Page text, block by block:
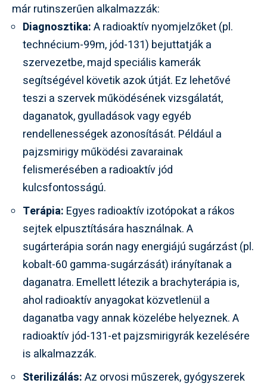
már rutinszerűen alkalmazzák:
Diagnosztika:A radioaktív nyomjelzőket (pl.
technécium-99m, jód-131) bejuttatják a
szervezetbe, majd speciális kamerák
segítségével követik azok útját. Ez lehetővé
teszi a szervek működésének vizsgálatát,
daganatok, gyulladások vagy egyéb
rendellenességek azonosítását. Például a
pajzsmirigy működési zavarainak
felismerésében a radioaktív jód
kulcsfontosságú.
Terápia: Egyes radioaktív izotópokat a rákos
sejtek elpusztítására használnak. A
sugárterápia során nagy energiájú sugárzást (pl.
kobalt-60 gamma-sugárzását) irányítanak a
daganatra. Emellett létezik a brachyterápia is,
ahol radioaktív anyagokat közvetlenül a
daganatba vagy annak közelébe helyeznek. A
radioaktív jód-131-et pajzsmirigyrák kezelésére
is alkalmazzák.
Sterilizálás:Az orvosi műszerek, gyógyszerek